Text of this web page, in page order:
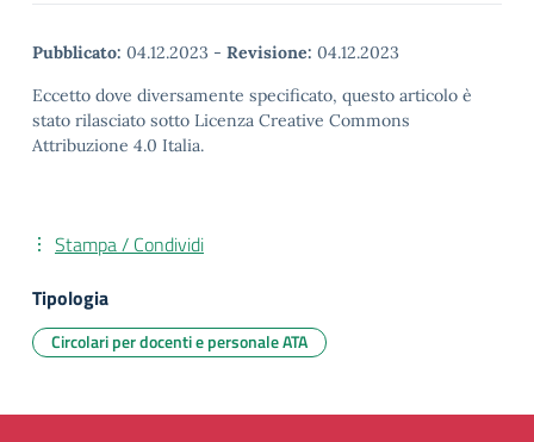
Pubblicato: 04.12.2023 - Revisione: 04.12.2023
Eccetto dove diversamente specificato, questo articolo è
stato rilasciato sotto Licenza Creative Commons
Attribuzione 4.0 Italia.
Stampa / Condividi
Tipologia
Circolari per docenti e personale ATA